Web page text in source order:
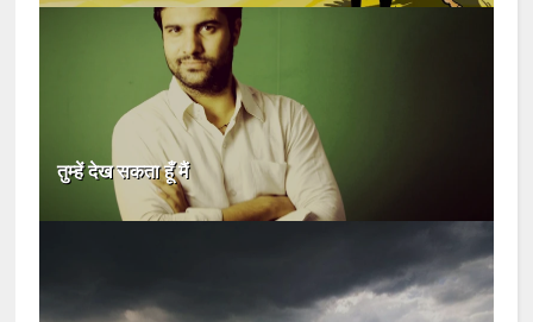
तुम्हें देख सकता हूँ मैं